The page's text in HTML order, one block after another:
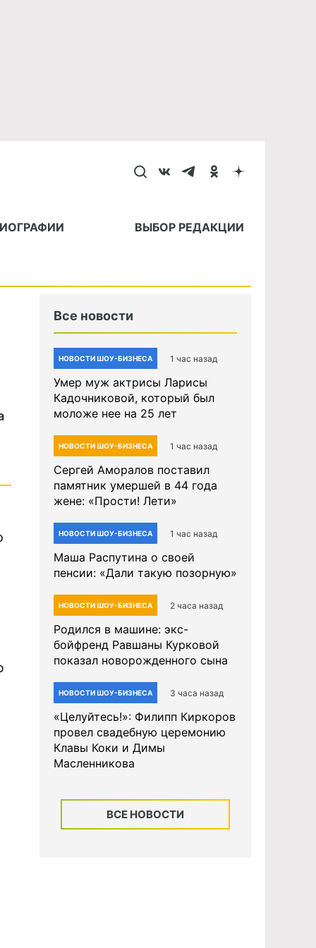
ВЫБОР РЕДАКЦИИ
Все новости
НОВОСТИ ШОУ-БИЗНЕСА 1 час назад
Умер муж актрисы Ларисы
Кадочниковой, который был
моложе нее на 25 лет
НОВОСТИ ШОУ-БИЗНЕСА 1 час назад
Сергей Аморалов поставил
памятник умершей в 44 года
жене: «Прости! Лети»
НОВОСТИ ШОУ-БИЗНЕСА 1 час назад
Маша Распутина о своей
пенсии: «Дали такую позорную»
НОВОСТИ ШОУ-БИЗНЕСА 2 часа назад
Родился в машине: экс-
бойфренд Равшаны Курковой
показал новорожденного сына
НОВОСТИ ШОУ-БИЗНЕСА 3 часа назад
«Целуйтесь!»: Филипп Киркоров
провел свадебную церемонию
Клавы Коки и Димы
Масленникова
ВСЕ НОВОСТИ